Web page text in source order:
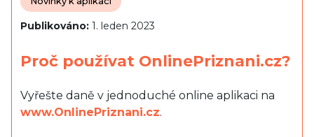
Publikováno: 1. leden 2023
Proč používat OnlinePriznani.cz?
Vyřešte daně v jednoduché online aplikaci na
www.OnlinePriznani.cz.